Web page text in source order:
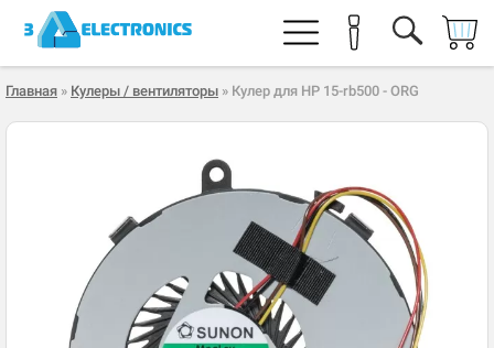
Главная » Кулеры / вентиляторы » Кулер для HP 15-rb500 - ORG